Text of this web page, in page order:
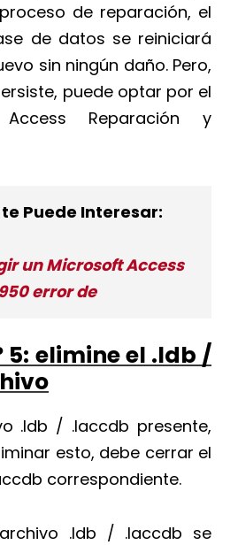
de reparación, el
de datos se reiniciará
sin ningún daño. Pero,
puede optar por el
Reparación y
Puede Interesar:
un Microsoft Access
error de
5: elimine el .ldb /
.ldb / .laccdb presente,
esto, debe cerrar el
correspondiente.
.ldb / .laccdb se